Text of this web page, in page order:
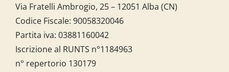
Via Fratelli Ambrogio, 25 – 12051 Alba (CN)
Codice Fiscale: 90058320046
Partita iva: 03881160042
Iscrizione al RUNTS n°1184963
n° repertorio 130179